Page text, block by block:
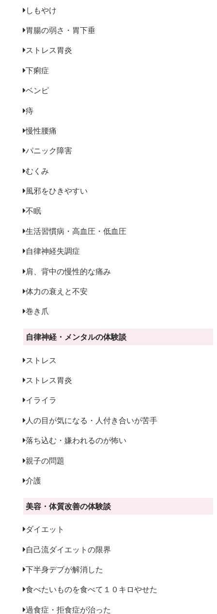
しもやけ
胃腸の弱さ・胃下垂
ストレス胃炎
下痢症
ベンピ
痔
慢性腰痛
パニック障害
むくみ
風邪をひきやすい
不眠
生活習慣病・高血圧・低血圧
自律神経失調症
肩、背中の慢性的な痛み
体力の衰えと不安
巻き爪
自律神経・メンタルの体験談
ストレス
ストレス胃炎
イライラ
人の目が気になる・人付き合いが苦手
落ち込む・嫌われるのが怖い
親子の問題
介護
美容・体質改善の体験談
ダイエット
自己流ダイエットの限界
下半身デブが解消した
食べたいものを食べて１０キロやせた
過食症・拒食症が治った